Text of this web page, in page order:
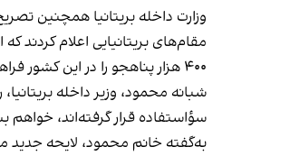
وزارت داخله بریتانیا همچنین
۴۰۰ هزار پناهجو را در این کشور فراهم کرده است.
شبانه محمود، وزیر داخله
سؤاستفاده قرار گرفته‌اند،
به‌گفته خانم محمود، لایحه جدید